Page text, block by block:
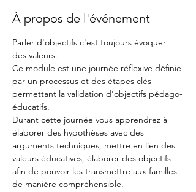
À propos de l'événement
Parler d'objectifs c'est toujours évoquer
des valeurs.
Ce module est une journée réflexive définie
par un processus et des étapes clés
permettant la validation d'objectifs pédago-
éducatifs.
Durant cette journée vous apprendrez à
élaborer des hypothèses avec des
arguments techniques, mettre en lien des
valeurs éducatives, élaborer des objectifs
afin de pouvoir les transmettre aux familles
de manière compréhensible.